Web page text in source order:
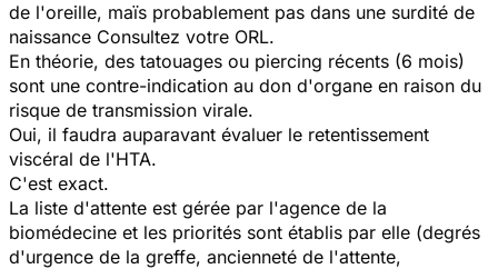
de l'oreille, maïs probablement pas dans une surdité de
naissance Consultez votre ORL.
En théorie, des tatouages ou piercing récents (6 mois)
sont une contre-indication au don d'organe en raison du
risque de transmission virale.
Oui, il faudra auparavant évaluer le retentissement
viscéral de l'HTA.
C'est exact.
La liste d'attente est gérée par l'agence de la
biomédecine et les priorités sont établis par elle (degrés
d'urgence de la greffe, ancienneté de l'attente,